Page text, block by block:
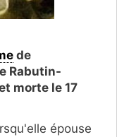
de
Rabutin-
morte le 17
épouse